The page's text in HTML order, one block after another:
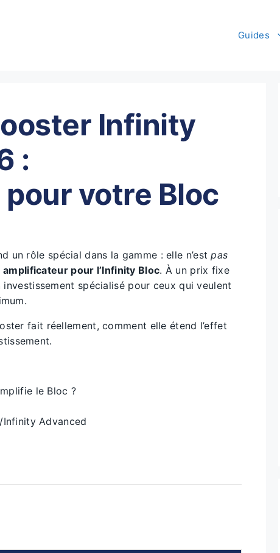
Guides
Infinity
:
pour votre Bloc
un rôle spécial dans la gamme : elle n’estpas
amplificateur pour l’Infinity Bloc. À un prix fixe
spécialisé pour ceux qui veulent
fait réellement, comment elle étend l’effet
le Bloc ?
Infinity Advanced